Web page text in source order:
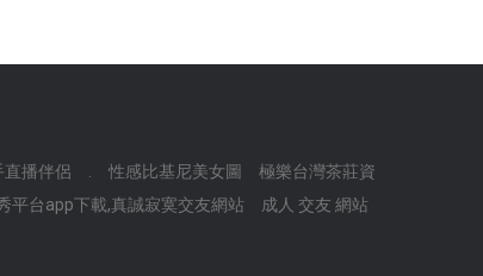
直播伴侶 性感比基尼美女圖
極樂台灣茶莊資
平台app下載,真誠寂寞交友網站
成人 交友 網站